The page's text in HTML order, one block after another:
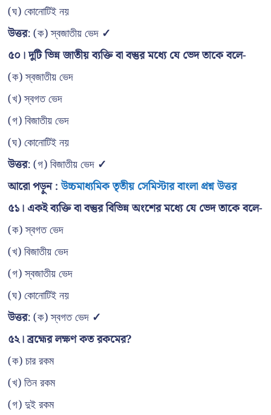
(ঘ) কোনোটিই নয়
উত্তর: (ক) স্বজাতীয় ভেদ ✓
৫০। দুটি ভিন্ন জাতীয় ব্যক্তি বা বস্তুর মধ্যে যে ভেদ তাকে বলে-
(ক) স্বজাতীয় ভেদ
(খ) স্বগত ভেদ
(গ) বিজাতীয় ভেদ
(ঘ) কোনোটিই নয়
উত্তর: (গ) বিজাতীয় ভেদ ✓
আরো পড়ুন :উচ্চমাধ্যমিক তৃতীয় সেমিস্টার বাংলা প্রশ্ন উত্তর
৫১। একই ব্যক্তি বা বস্তুর বিভিন্ন অংশের মধ্যে যে ভেদ তাকে বলে-
(ক) স্বগত ভেদ
(খ) বিজাতীয় ভেদ
(গ) স্বজাতীয় ভেদ
(ঘ) কোনোটিই নয়
উত্তর: (ক) স্বগত ভেদ ✓
৫২। ব্রহ্মের লক্ষণ কত রকমের?
(ক) চার রকম
(খ) তিন রকম
(গ) দুই রকম